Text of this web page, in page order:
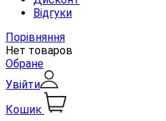
Відгуки
Порівняння
Нет товаров
Обране
Увійти
Кошик